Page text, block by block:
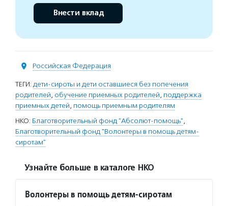
Внести вклад
Российская Федерация
ТЕГИ: дети-сироты и дети оставшиеся без попечения
родителей, обучение приемных родителей, поддержка
приемных детей, помощь приемным родителям
НКО: Благотворительный фонд "Абсолют-помощь",
Благотворительный фонд "Волонтеры в помощь детям-
сиротам"
Узнайте больше в каталоге НКО
Волонтеры в помощь детям-сиротам